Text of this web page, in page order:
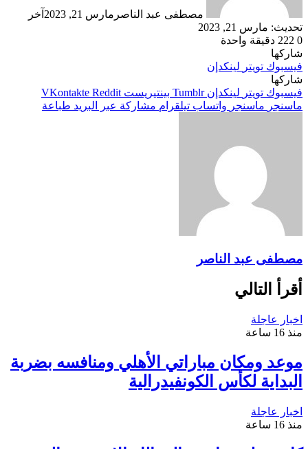
مصطفى عبد الناصر مارس 21, 2023
آخر
تحديث: مارس 21, 2023
0
دقيقة واحدة
شاركها
فيسبوك تويتر لينكدإن
شاركها
فيسبوك تويتر لينكدإن بينتيريست
ماسنجر ماسنجر واتساب تيلقرام مشاركة عبر البريد طباعة
مصطفى عبد الناصر
أقرأ التالي
اخبار عاجلة
منذ 16 ساعة
موعد ومكان مباراتي الأهلي ومنافسه بضربة
البداية لكأس الكونفيدرالية
اخبار عاجلة
منذ 16 ساعة